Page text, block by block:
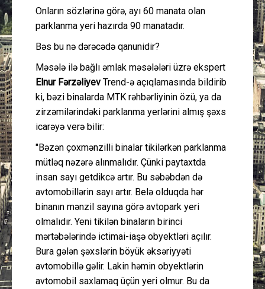
Onların sözlərinə görə, ayı 60 manata olan
parklanma yeri hazırda 90 manatadır.
Bəs bu nə dərəcədə qanunidir?
Məsələ ilə bağlı əmlak məsələləri üzrə ekspert
Elnur Fərzəliyev Trend-ə açıqlamasında bildirib
ki, bəzi binalarda MTK rəhbərliyinin özü, ya da
zirzəmilərindəki parklanma yerlərini almış şəxs
icarəyə verə bilir:
"Bəzən çoxmənzilli binalar tikilərkən parklanma
mütləq nəzərə alınmalıdır. Çünki paytaxtda
insan sayı getdikcə artır. Bu səbəbdən də
avtomobillərin sayı artır. Belə olduqda hər
binanın mənzil sayına görə avtopark yeri
olmalıdır. Yeni tikilən binaların birinci
mərtəbələrində ictimai-iaşə obyektləri açılır.
Bura gələn şəxslərin böyük əksəriyyəti
avtomobillə gəlir. Lakin həmin obyektlərin
avtomobil saxlamaq üçün yeri olmur. Bu da